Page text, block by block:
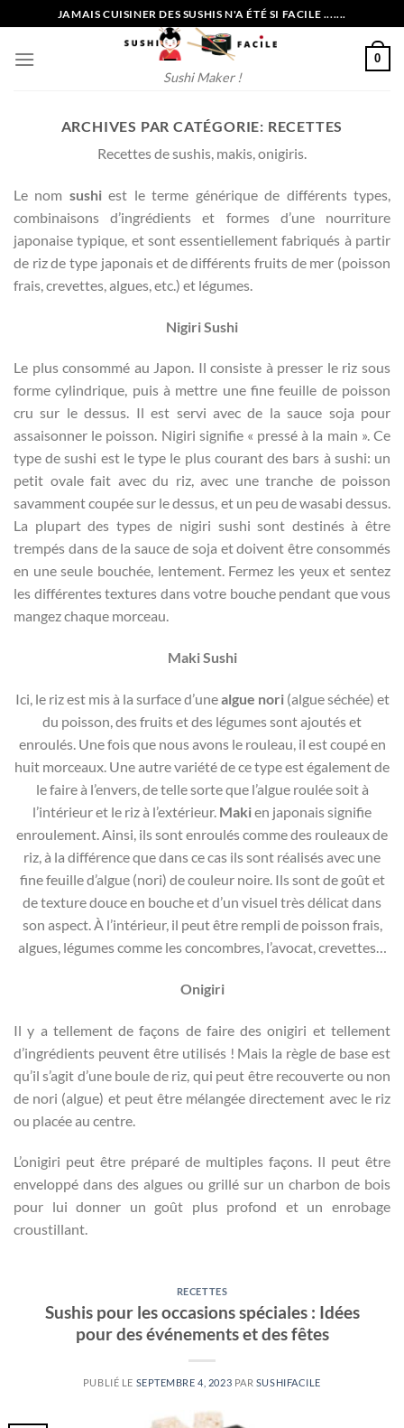
au
contenu
JAMAIS CUISINER DES SUSHIS N'A ÉTÉ SI FACILE .......
Sushi Maker !
0
ARCHIVES PAR CATÉGORIE: RECETTES
Recettes de sushis, makis, onigiris.
Le nom sushiest le terme générique de différents types,
combinaisons d’ingrédients et formes d’une nourriture
japonaise typique, et sont essentiellement fabriqués à partir
de riz de type japonais et de différents fruits de mer (poisson
frais, crevettes, algues, etc.) et légumes.
Nigiri Sushi
Le plus consommé au Japon. Il consiste à presser le riz sous
forme cylindrique, puis à mettre une fine feuille de poisson
cru sur le dessus. Il est servi avec de la sauce soja pour
assaisonner le poisson. Nigiri signifie « pressé à la main ». Ce
type de sushi est le type le plus courant des bars à sushi: un
petit ovale fait avec du riz, avec une tranche de poisson
savamment coupée sur le dessus, et un peu de wasabi dessus.
La plupart des types de nigiri sushi sont destinés à être
trempés dans de la sauce de soja et doivent être consommés
en une seule bouchée, lentement. Fermez les yeux et sentez
les différentes textures dans votre bouche pendant que vous
mangez chaque morceau.
Maki Sushi
Ici, le riz est mis à la surface d’unealgue nori(algue séchée) et
du poisson, des fruits et des légumes sont ajoutés et
enroulés. Une fois que nous avons le rouleau, il est coupé en
huit morceaux. Une autre variété de ce type est également de
le faire à l’envers, de telle sorte que l’algue roulée soit à
l’intérieur et le riz à l’extérieur. Makien japonais signifie
enroulement. Ainsi, ils sont enroulés comme des rouleaux de
riz, à la différence que dans ce cas ils sont réalisés avec une
fine feuille d’algue (nori) de couleur noire. Ils sont de goût et
de texture douce en bouche et d’un visuel très délicat dans
son aspect. À l’intérieur, il peut être rempli de poisson frais,
algues, légumes comme les concombres, l’avocat, crevettes…
Onigiri
Il y a tellement de façons de faire des onigiri et tellement
d’ingrédients peuvent être utilisés ! Mais la règle de base est
qu’il s’agit d’une boule de riz, qui peut être recouverte ou non
de nori (algue) et peut être mélangée directement avec le riz
ou placée au centre.
L’onigiri peut être préparé de multiples façons. Il peut être
enveloppé dans des algues ou grillé sur un charbon de bois
pour lui donner un goût plus profond et un enrobage
croustillant.
RECETTES
Sushis pour les occasions spéciales : Idées
pour des événements et des fêtes
PUBLIÉ LE SEPTEMBRE 4, 2023 PAR SUSHIFACILE